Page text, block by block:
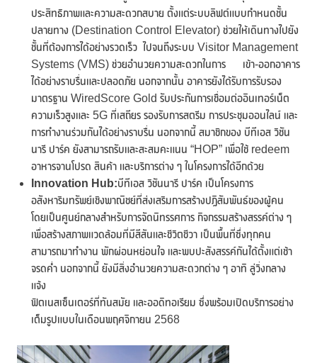
ประสิทธิภาพและความสะดวกสบาย ตั้งแต่ระบบลิฟต์แบบกำหนดชั้น
ปลายทาง (Destination Control Elevator) ช่วยให้เดินทางไปยัง
ชั้นที่ต้องการได้อย่างรวดเร็ว ไปจนถึงระบบ Visitor Management
Systems (VMS) ช่วยอำนวยความสะดวกในการ เข้า-ออกอาคาร
ได้อย่างราบรื่นและปลอดภัย นอกจากนั้น อาคารยังได้รับการรับรอง
มาตรฐาน WiredScore Gold รับประกันการเชื่อมต่ออินเทอร์เน็ต
ความเร็วสูงและ 5G ที่เสถียร รองรับการสตรีม การประชุมออนไลน์ และ
การทำงานร่วมกันได้อย่างราบรื่น นอกจากนี้ สมาชิกของ บีทีเอส วิชัน
นารี ปาร์ค ยังสามารถรับและสะสมคะแนน “HOP” เพื่อใช้ redeem
อาหารจานโปรด สินค้า และบริการต่าง ๆ ในโครงการได้อีกด้วย
Innovation Hub:บีทีเอส วิชันนารี ปาร์ค เป็นโครงการ
อสังหาริมทรัพย์เชิงพาณิชย์ที่ส่งเสริมการสร้างปฏิสัมพันธ์ของผู้คน
โดยเป็นศูนย์กลางสำหรับการจัดนิทรรศการ กิจกรรมสร้างสรรค์ต่าง ๆ
เพื่อสร้างสภาพแวดล้อมที่มีสีสันและชีวิตชีวา เป็นพื้นที่ซึ่งทุกคน
สามารถมาทำงาน พักผ่อนหย่อนใจ และพบปะสังสรรค์กันได้ตั้งแต่เช้า
จรดค่ำ นอกจากนี้ ยังมีสิ่งอำนวยความสะดวกต่าง ๆ อาทิ ลู่วิ่งกลาง
แจ้ง
ฟิตเนสเซ็นเตอร์ที่ทันสมัย และออดิทอเรียม ซึ่งพร้อมเปิดบริการอย่าง
เต็มรูปแบบในเดือนพฤศจิกายน 2568